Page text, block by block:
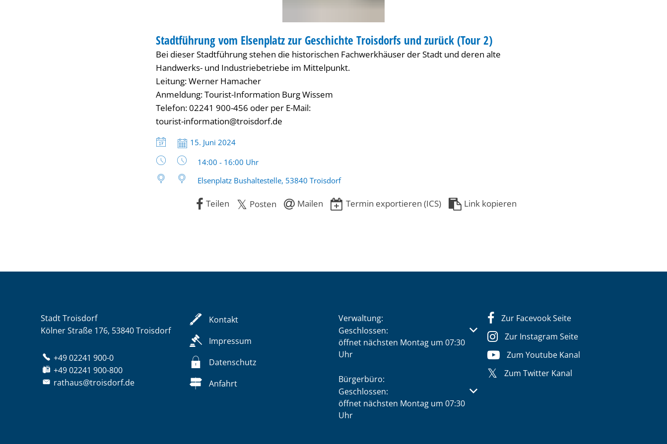
KATEGORIE: FÜHRUNG
Stadtführung vom Elsenplatz zur Geschichte Troisdorfs und zurück (Tour 2)
Bei dieser Stadtführung stehen die historischen Fachwerkhäuser der Stadt und deren alte
Handwerks- und Industriebetriebe im Mittelpunkt.
Leitung: Werner Hamacher
Anmeldung: Tourist-Information Burg Wissem
Telefon: 02241 900-456 oder per E-Mail:
tourist-information@troisdorf.de
Datum:
15. Juni 2024
Uhrzeit:
14:00 - 16:00 Uhr
Elsenplatz Bushaltestelle, 53840 Troisdorf
Teilen Posten Mailen Termin exportieren (ICS) Link kopieren
Stadt Troisdorf
Kölner Straße 176, 53840 Troisdorf
+49 02241 900-0
+49 02241 900-800
rathaus@troisdorf.de
Kontakt
Impressum
Datenschutz
Anfahrt
Verwaltung:
Klicken, um weitere Öffnungs- oder Schließzeiten auszublenden
Geschlossen:
öffnet nächsten Montag um 07:30
Uhr
Bürgerbüro:
Klicken, um weitere Öffnungs- oder Schließzeiten auszublenden
Geschlossen:
öffnet nächsten Montag um 07:30
Uhr
Zur Facevook Seite
Zur Instagram Seite
Zum Youtube Kanal
Zum Twitter Kanal